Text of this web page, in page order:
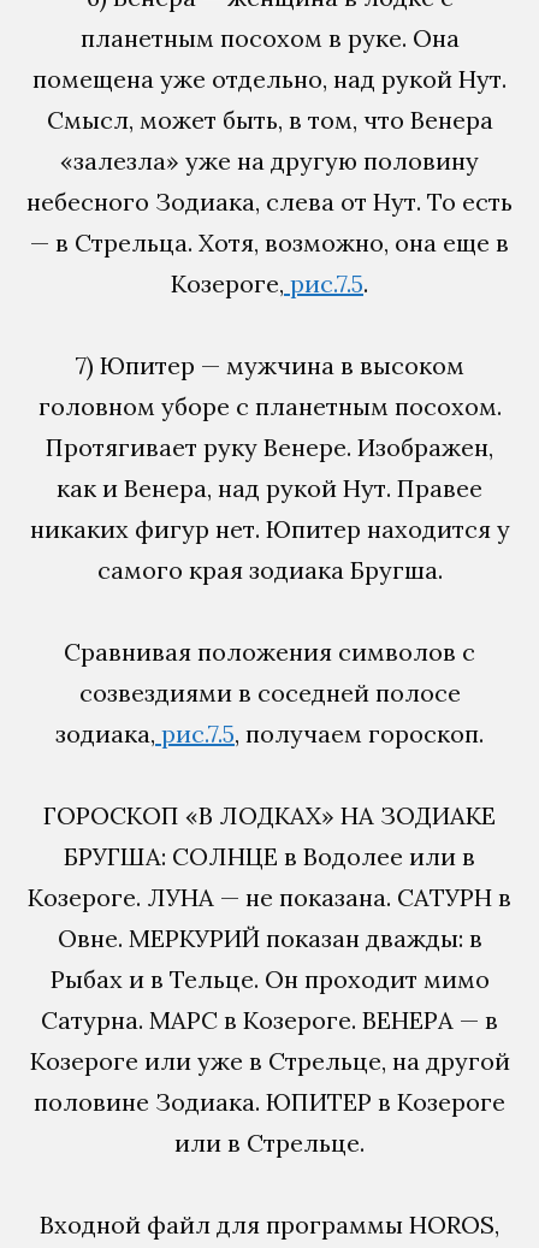
планетным посохом в руке. Она
помещена уже отдельно, над рукой Нут.
Смысл, может быть, в том, что Венера
«залезла» уже на другую половину
небесного Зодиака, слева от Нут. То есть
— в Стрельца. Хотя, возможно, она еще в
Козероге, рис.7.5.
7) Юпитер — мужчина в высоком
головном уборе с планетным посохом.
Протягивает руку Венере. Изображен,
как и Венера, над рукой Нут. Правее
никаких фигур нет. Юпитер находится у
самого края зодиака Бругша.
Сравнивая положения символов с
созвездиями в соседней полосе
зодиака, рис.7.5, получаем гороскоп.
ГОРОСКОП «В ЛОДКАХ» НА ЗОДИАКЕ
БРУГША: СОЛНЦЕ в Водолее или в
Козероге. ЛУНА — не показана. САТУРН в
Овне. МЕРКУРИЙ показан дважды: в
Рыбах и в Тельце. Он проходит мимо
Сатурна. МАРС в Козероге. ВЕНЕРА — в
Козероге или уже в Стрельце, на другой
половине Зодиака. ЮПИТЕР в Козероге
или в Стрельце.
Входной файл для программы HOROS,